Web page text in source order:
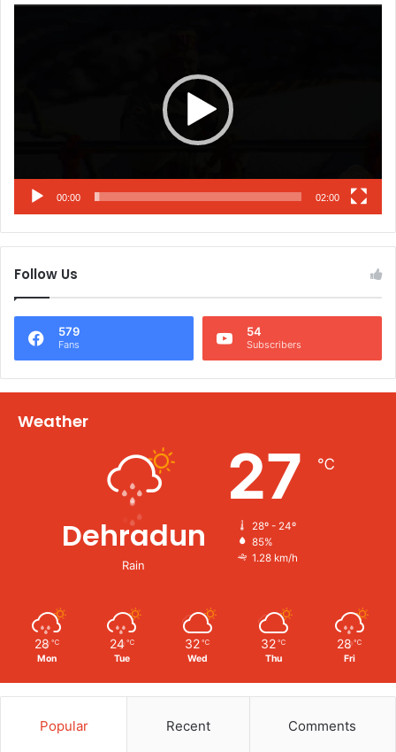
00:00 02:00
Follow Us
579
Fans
54
Subscribers
Weather
Dehradun
Rain
27 ℃
28º - 24º
85%
1.28 km/h
28 ℃
Mon
24 ℃
Tue
32 ℃
Wed
32 ℃
Thu
28 ℃
Fri
Popular Recent Comments